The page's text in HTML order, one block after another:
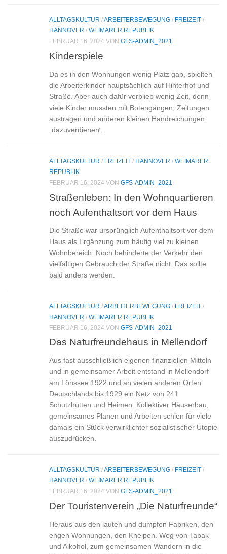
ALLTAGSKULTUR /ARBEITERBEWEGUNG / FREIZEIT /
HANNOVER / WEIMARER REPUBLIK
FEBRUAR 16, 2024 VON GFS-ADMIN_2021
Kinderspiele
Da es in den Wohnungen wenig Platz gab, spielten
die Arbeiterkinder hauptsächlich auf Hinterhof und
Straße. Aber auch dafür verblieb wenig Zeit, denn
viele Kinder mussten mit Botengängen, Zeitungen
austragen und anderen kleinen Handreichungen
„dazuverdienen“.
ALLTAGSKULTUR / FREIZEIT / HANNOVER / WEIMARER
REPUBLIK
FEBRUAR 16, 2024 VON GFS-ADMIN_2021
Straßenleben: In den Wohnquartieren
noch Aufenthaltsort vor dem Haus
Die Straße war ursprünglich Aufenthaltsort vor dem
Haus als Ergänzung zum häufig viel zu kleinen
Wohnbereich. Noch behinderte der Verkehr den
vielfältigen Gebrauch der Straße nicht. Das sollte
bald anders werden.
ALLTAGSKULTUR /ARBEITERBEWEGUNG / FREIZEIT /
HANNOVER / WEIMARER REPUBLIK
FEBRUAR 16, 2024 VON GFS-ADMIN_2021
Das Naturfreundehaus in Mellendorf
Aus fast ausschließlich eigenen finanziellen Mitteln
und in gemeinsamer Arbeit entstand in Mellendorf
am Lönssee 1922 und an vielen anderen Orten
Deutschlands bis 1929 ein Netz von 241
Schutzhütten und Heimen. Kollektiver Häuserbau,
gemeinsames Planen und Arbeiten schien für viele
damals ein Stück verwirklichter sozialistischer Utopie
auszudrücken.
ALLTAGSKULTUR /ARBEITERBEWEGUNG / FREIZEIT /
HANNOVER / WEIMARER REPUBLIK
FEBRUAR 16, 2024 VON GFS-ADMIN_2021
Der Touristenverein „Die Naturfreunde“
Heraus aus den lauten und dumpfen Fabriken, den
engen Wohnungen, den Kneipen. Weg von Tabak
und Alkohol, zum gemeinsamen Wandern in die